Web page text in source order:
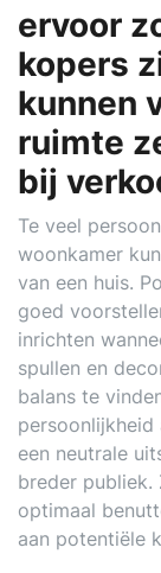
ervoor
kopers
kunnen
ruimte
bij
Te veel
woonkamer
van een huis.
goed
inrichten
spullen en
balans te
persoonlijkheid
een neutrale
breder publiek.
optimaal
aan potentiële